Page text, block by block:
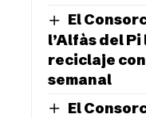
El
l’Alfàs del
reciclaje
semanal
El